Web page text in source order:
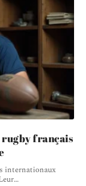
rugby français
internationaux
…